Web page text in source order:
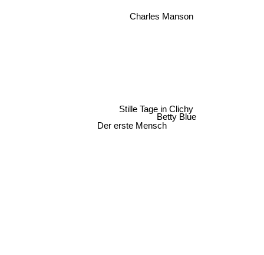
Der erste Mensch
Stille Tage in Clichy
Betty Blue
Charles Manson